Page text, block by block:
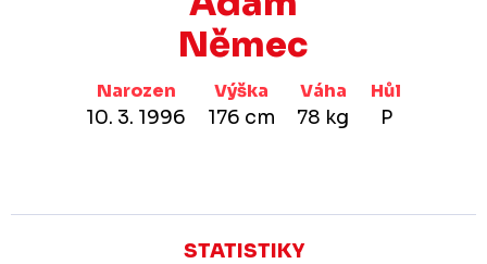
Němec
Narozen
10. 3. 1996
Výška
176 cm
Váha
78 kg
Hůl
P
STATISTIKY